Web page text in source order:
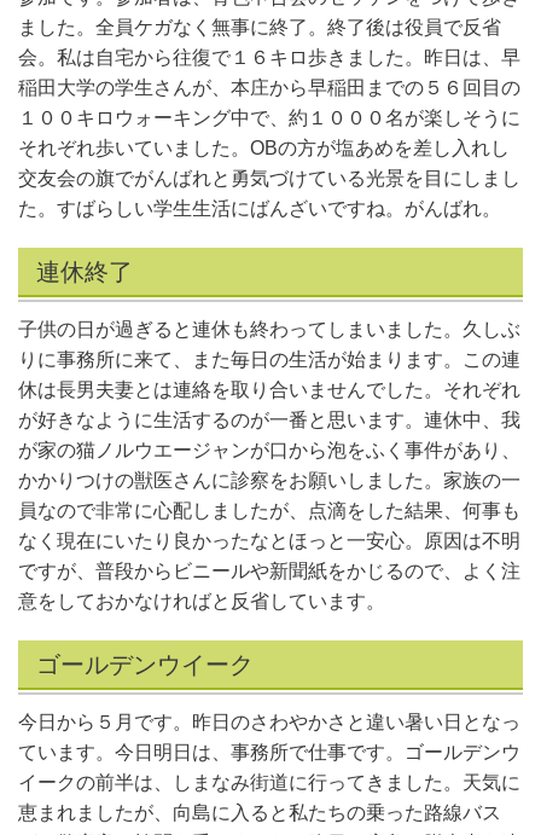
ました。全員ケガなく無事に終了。終了後は役員で反省
会。私は自宅から往復で１６キロ歩きました。昨日は、早
稲田大学の学生さんが、本庄から早稲田までの５６回目の
１００キロウォーキング中で、約１０００名が楽しそうに
それぞれ歩いていました。OBの方が塩あめを差し入れし
交友会の旗でがんばれと勇気づけている光景を目にしまし
た。すばらしい学生生活にばんざいですね。がんばれ。
連休終了
子供の日が過ぎると連休も終わってしまいました。久しぶ
りに事務所に来て、また毎日の生活が始まります。この連
休は長男夫妻とは連絡を取り合いませんでした。それぞれ
が好きなように生活するのが一番と思います。連休中、我
が家の猫ノルウエージャンが口から泡をふく事件があり、
かかりつけの獣医さんに診察をお願いしました。家族の一
員なので非常に心配しましたが、点滴をした結果、何事も
なく現在にいたり良かったなとほっと一安心。原因は不明
ですが、普段からビニールや新聞紙をかじるので、よく注
意をしておかなければと反省しています。
ゴールデンウイーク
今日から５月です。昨日のさわやかさと違い暑い日となっ
ています。今日明日は、事務所で仕事です。ゴールデンウ
イークの前半は、しまなみ街道に行ってきました。天気に
恵まれましたが、向島に入ると私たちの乗った路線バス